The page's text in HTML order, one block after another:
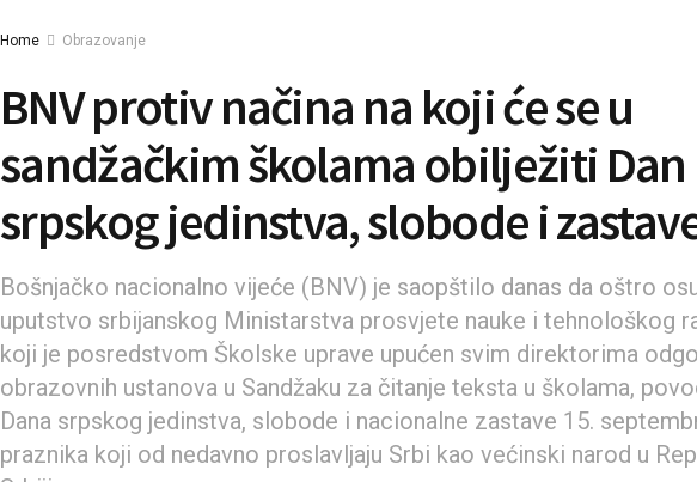
Home Obrazovanje
BNV protiv načina na koji će se u
sandžačkim školama obilježiti Dan
srpskog jedinstva, slobode i
Bošnjačko nacionalno vijeće (BNV) je saopštilo danas da oštro
uputstvo srbijanskog Ministarstva prosvjete nauke i tehnološkog
koji je posredstvom Školske uprave upućen svim direktorima
obrazovnih ustanova u Sandžaku za čitanje teksta u školama,
Dana srpskog jedinstva, slobode i nacionalne zastave 15.
praznika koji od nedavno proslavljaju Srbi kao većinski narod u